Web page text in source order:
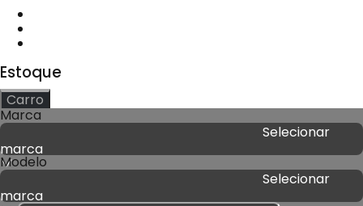
Estoque
Carro
Marca
Selecionar
marca
Modelo
Selecionar
marca